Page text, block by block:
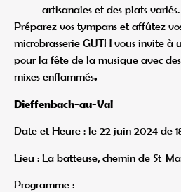
artisanales et des plats variés.
Préparez vos tympans et affûtez
microbrasserie GUTH vous invite à
pour la fête de la musique avec
mixes enflammés.
Dieffenbach-au-Val
Date et Heure : le 22 juin 2024 de
Lieu : La batteuse, chemin de St-
Programme :